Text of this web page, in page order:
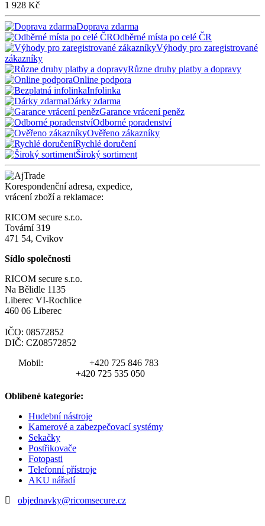
1 928 Kč
Doprava zdarma
Odběrné místa po celé ČR
Výhody pro zaregistrované
zákazníky
Různe druhy platby a dopravy
Online podpora
Infolinka
Dárky zdarma
Garance vrácení peněz
Odborné poradenství
Ověřeno zákazníky
Rychlé doručení
Široký sortiment
Korespondenční adresa, expedice,
vrácení zboží a reklamace:
RICOM secure s.r.o.
Tovární 319
471 54, Cvikov
Sídlo společnosti
RICOM secure s.r.o.
Na Bělidle 1135
Liberec VI-Rochlice
460 06 Liberec
IČO: 08572852
DIČ: CZ08572852
Mobil:
+420 725 846 783
+420 725 535 050
Oblíbené kategorie:
Hudební nástroje
Kamerové a zabezpečovací systémy
Sekačky
Postřikovače
Fotopasti
Telefonní přístroje
AKU nářadí
objednavky@ricomsecure.cz